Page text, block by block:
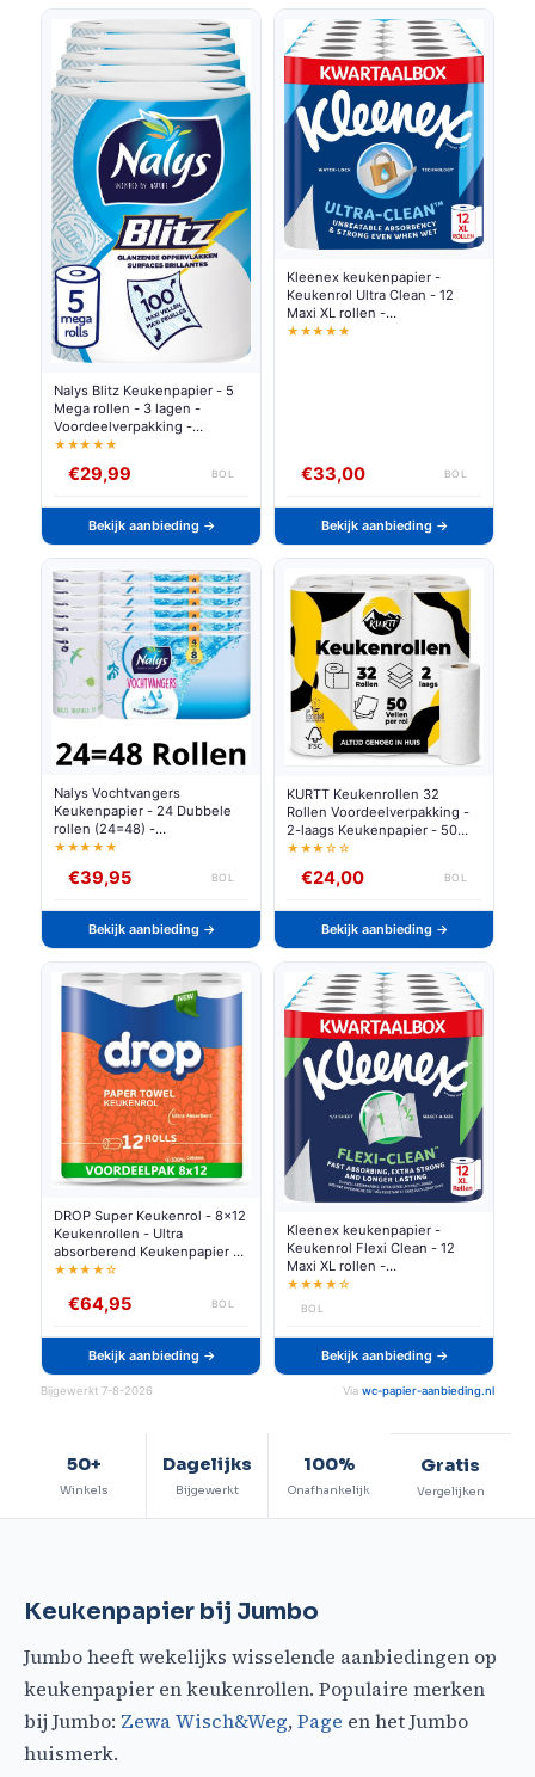
Nalys Blitz Keukenpapier - 5
Mega rollen - 3 lagen -
Voordeelverpakking -
Papieren Verpakking
★★★★★
€29,99 BOL
Bekijk aanbieding →
Kleenex keukenpapier -
Keukenrol Ultra Clean - 12
Maxi XL rollen -
Voordeelverpakking
★★★★★
€33,00 BOL
Bekijk aanbieding →
Nalys Vochtvangers
Keukenpapier - 24 Dubbele
rollen (24=48) -
Voordeelverpakking
★★★★★
€39,95 BOL
Bekijk aanbieding →
KURTT Keukenrollen 32
Rollen Voordeelverpakking -
2-laags Keukenpapier - 50
Vellen per Rol - Extra Dik -
★★★☆☆
€24,00 BOL
Bekijk aanbieding →
DROP Super Keukenrol - 8x12
Keukenrollen - Ultra
absorberend Keukenpapier -
96 Rollen Voordeelverpakking
★★★★☆
€64,95 BOL
Bekijk aanbieding →
Kleenex keukenpapier -
Keukenrol Flexi Clean - 12
Maxi XL rollen -
Voordeelverpakking
★★★★☆
BOL
Bekijk aanbieding →
Bijgewerkt 7-8-2026 Via wc-papier-aanbieding.nl
50+
Winkels
Dagelijks
Bijgewerkt
100%
Onafhankelijk
Gratis
Vergelijken
Keukenpapier bij Jumbo
Jumbo heeft wekelijks wisselende aanbiedingen op
keukenpapier en keukenrollen. Populaire merken
bij Jumbo: Zewa Wisch&Weg,Page en het Jumbo
huismerk.